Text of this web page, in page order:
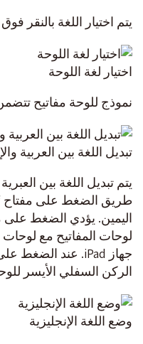
يتم اختيار اللغة بالنقر
اختيار لغة اللوحة
نموذج للوحة مفاتيح
تبديل اللغة بين العربية
يتم تبديل اللغة بين
اليمين. يؤدي الضغط على
لوحات المفاتيح مع
الركن السفلي الأيسر
وضع اللغة الإنجليزية